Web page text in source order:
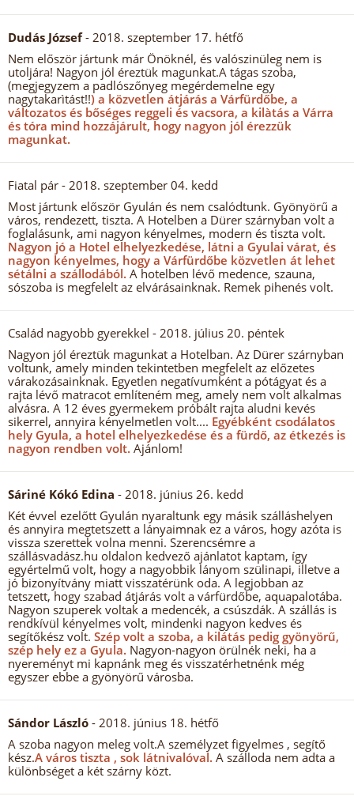
Dudás József- 2018. szeptember 17. hétfő
Nem először jártunk már Önöknél, és valószinüleg nem is
utoljára! Nagyon jól éreztük magunkat.A tágas szoba,
(megjegyzem a padlószőnyeg megérdemelne egy
nagytakarìtást!!) a közvetlen átjárás a Várfürdőbe, a
változatos és bőséges reggeli és vacsora, a kilàtás a Várra
és tóra mind hozzájárult, hogy nagyon jól érezzük
magunkat.
Fiatal pár - 2018. szeptember 04. kedd
Most jártunk először Gyulán és nem csalódtunk. Gyönyörű a
város, rendezett, tiszta. A Hotelben a Dürer szárnyban volt a
foglalásunk, ami nagyon kényelmes, modern és tiszta volt.
Nagyon jó a Hotel elhelyezkedése, látni a Gyulai várat, és
nagyon kényelmes, hogy a Várfürdőbe közvetlen át lehet
sétálni a szállodából. A hotelben lévő medence, szauna,
sószoba is megfelelt az elvárásainknak. Remek pihenés volt.
Család nagyobb gyerekkel - 2018. július 20. péntek
Nagyon jól éreztük magunkat a Hotelban. Az Dürer szárnyban
voltunk, amely minden tekintetben megfelelt az előzetes
várakozásainknak. Egyetlen negatívumként a pótágyat és a
rajta lévő matracot említeném meg, amely nem volt alkalmas
alvásra. A 12 éves gyermekem próbált rajta aludni kevés
sikerrel, annyira kényelmetlen volt.... Egyébként csodálatos
hely Gyula, a hotel elhelyezkedése és a fürdő, az étkezés is
nagyon rendben volt. Ajánlom!
Sáriné Kókó Edina - 2018. június 26. kedd
Két évvel ezelőtt Gyulán nyaraltunk egy másik szálláshelyen
és annyira megtetszett a lányaimnak ez a város, hogy azóta is
vissza szerettek volna menni. Szerencsémre a
szállásvadász.hu oldalon kedvező ajánlatot kaptam, így
egyértelmű volt, hogy a nagyobbik lányom szülinapi, illetve a
jó bizonyítvány miatt visszatérünk oda. A legjobban az
tetszett, hogy szabad átjárás volt a várfürdőbe, aquapalotába.
Nagyon szuperek voltak a medencék, a csúszdák. A szállás is
rendkívül kényelmes volt, mindenki nagyon kedves és
segítőkész volt. Szép volt a szoba, a kilátás pedig gyönyörű,
szép hely ez a Gyula. Nagyon-nagyon örülnék neki, ha a
nyereményt mi kapnánk meg és visszatérhetnénk még
egyszer ebbe a gyönyörű városba.
Sándor László - 2018. június 18. hétfő
A szoba nagyon meleg volt.A személyzet figyelmes , segítő
kész.A város tiszta , sok látnivalóval. A szálloda nem adta a
különbséget a két szárny közt.